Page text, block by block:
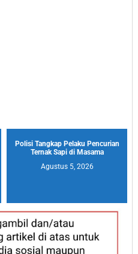
Polisi Tangkap Pelaku Pencurian
Ternak Sapi di Masama
Agustus 5, 2026